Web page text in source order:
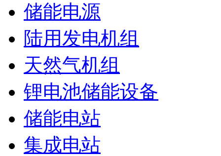
储能电源
陆用发电机组
天然气机组
锂电池储能设备
储能电站
集成电站